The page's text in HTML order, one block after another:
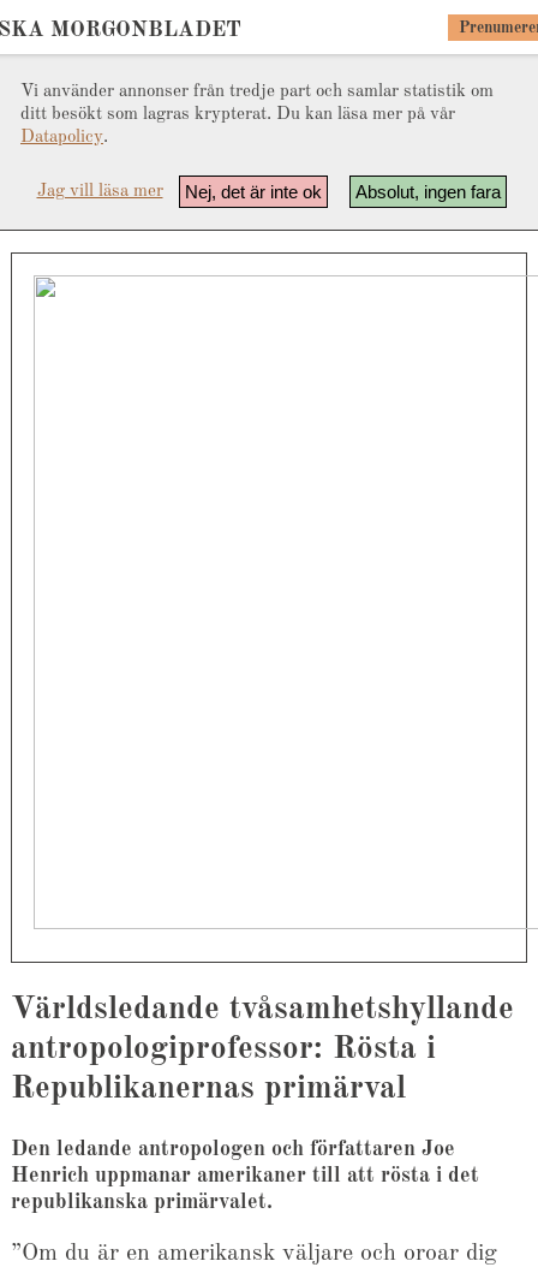
Vi använder annonser från tredje part och samlar statistik om
ditt besökt som lagras krypterat. Du kan läsa mer på vår
Datapolicy.
Absolut, ingen fara
Nej, det är inte ok
Jag vill läsa mer
MORGONBLADET
Världsledande tvåsamhetshyllande
antropologiprofessor: Rösta i
Republikanernas primärval
Den ledande antropologen och författaren Joe
Henrich uppmanar amerikaner till att rösta i det
republikanska primärvalet.
”Om du är en amerikansk väljare och oroar dig